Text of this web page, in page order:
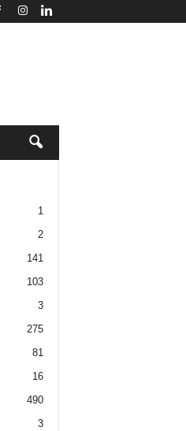
1
2
141
103
3
275
81
16
490
3